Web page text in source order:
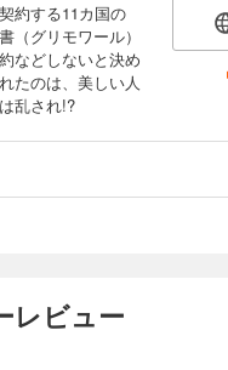
約する11カ国の
（グリモワール）
などしないと決め
のは、美しい人
乱され!?
レビュー